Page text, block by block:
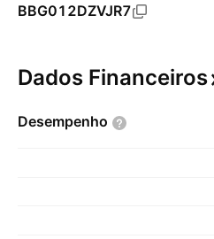
BBG012DZVJR7
Dados Financeiros
Desempenho